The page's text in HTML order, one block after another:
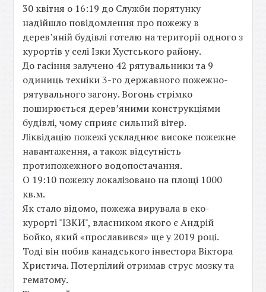
30 квітня о 16:19 до Служби порятунку
надійшло повідомлення про пожежу в
дерев’яній будівлі готелю на території одного з
курортів у селі Ізки Хустського району.
До гасіння залучено 42 рятувальники та 9
одиниць техніки 3-го державного пожежно-
рятувального загону. Вогонь стрімко
поширюється дерев’яними конструкціями
будівлі, чому сприяє сильний вітер.
Ліквідацію пожежі ускладнює високе пожежне
навантаження, а також відсутність
протипожежного водопостачання.
О 19:10 пожежу локалізовано на площі 1000
кв.м.
Як стало відомо, пожежа вирувала в еко-
курорті "ІЗКИ", власником якого є Андрій
Бойко, який «прославився» ще у 2019 році.
Тоді він побив канадського інвестора Віктора
Христича. Потерпілий отримав струс мозку та
гематому.